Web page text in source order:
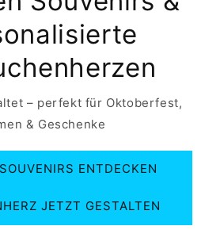
– perfekt für Oktoberfest,
& Geschenke
ENTDECKEN
JETZT GESTALTEN